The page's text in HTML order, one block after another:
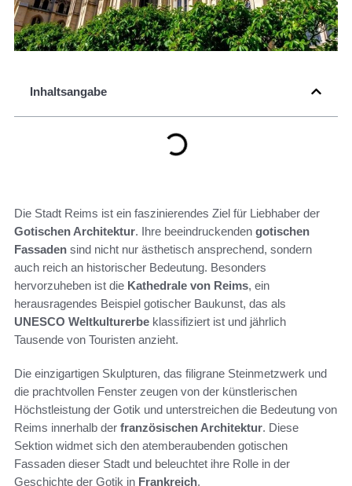
Inhaltsangabe
Die Stadt Reims ist ein faszinierendes Ziel für Liebhaber der
Gotischen Architektur. Ihre beeindruckenden gotischen
Fassaden sind nicht nur ästhetisch ansprechend, sondern
auch reich an historischer Bedeutung. Besonders
hervorzuheben ist die Kathedrale von Reims, ein
herausragendes Beispiel gotischer Baukunst, das als
UNESCO Weltkulturerbe klassifiziert ist und jährlich
Tausende von Touristen anzieht.
Die einzigartigen Skulpturen, das filigrane Steinmetzwerk und
die prachtvollen Fenster zeugen von der künstlerischen
Höchstleistung der Gotik und unterstreichen die Bedeutung von
Reims innerhalb der französischen Architektur. Diese
Sektion widmet sich den atemberaubenden gotischen
Fassaden dieser Stadt und beleuchtet ihre Rolle in der
Geschichte der Gotik in Frankreich.